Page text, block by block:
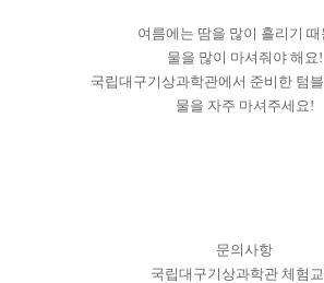
여름에는 땀을 많이 흘리기 때
물을 많이 마셔줘야 해요!
국립대구기상과학관에서 준비한 텀
물을 자주 마셔주세요!
문의사항
국립대구기상과학관 체험